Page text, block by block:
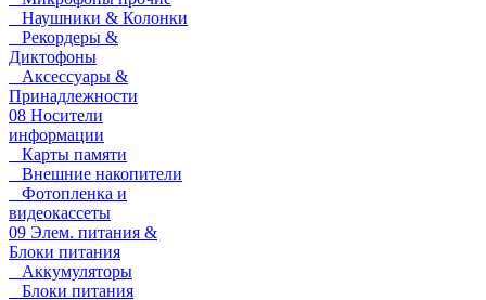
Наушники & Колонки
Рекордеры &
Диктофоны
Аксессуары &
Принадлежности
08 Носители
информации
Карты памяти
Внешние накопители
Фотопленка и
видеокассеты
09 Элем. питания &
Блоки питания
Аккумуляторы
Блоки питания